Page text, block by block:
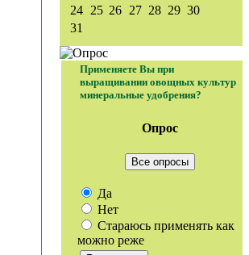
24 25 26 27 28 29 30
31
Применяете Вы при
выращивании овощных культур
минеральные удобрения?
Опрос
Все опросы
Да
Нет
Стараюсь применять как
можно реже